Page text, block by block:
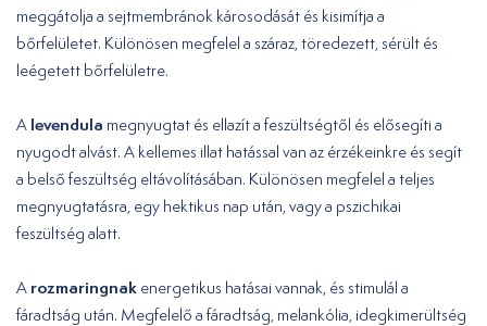
meggátolja a sejtmembránok károsodását és kisimítja a
bőrfelületet. Különösen megfelel a száraz, töredezett, sérült és
leégetett bőrfelületre.
A levendula megnyugtat és ellazít a feszültségtől és elősegíti a
nyugodt alvást. A kellemes illat hatással van az érzékeinkre és segít
a belső feszültség eltávolításában. Különösen megfelel a teljes
megnyugtatásra, egy hektikus nap után, vagy a pszichikai
feszültség alatt.
A rozmaringnak energetikus hatásai vannak, és stimulál a
fáradtság után. Megfelelő a fáradtság, melankólia, idegkimerültség